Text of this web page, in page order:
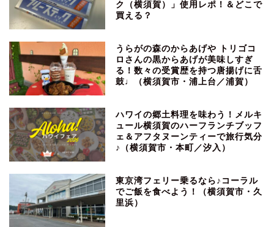
ク（横須賀）」使用レポ！＆どこで
買える？
うらがの森のからあげや トリゴコ
ロさんの黒からあげが美味しすぎ
る！数々の受賞歴を持つ唐揚げに舌
鼓♩（横須賀市・浦上台／浦賀）
ハワイの郷土料理を味わう！メルキ
ュール横須賀のハーフランチブッフ
ェ＆アフタヌーンティーで旅行気分
♪（横須賀市・本町／汐入）
東京湾フェリー乗るなら♪コーラル
でご飯を食べよう！（横須賀市・久
里浜）